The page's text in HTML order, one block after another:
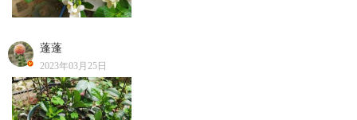
蓬蓬
2023年03月25日